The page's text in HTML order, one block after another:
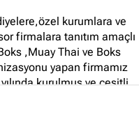
kurumlara ve
firmalara tanıtım amaçlı
,Muay Thai ve Boks
yapan firmamız
kurulmuş ve çeşitli